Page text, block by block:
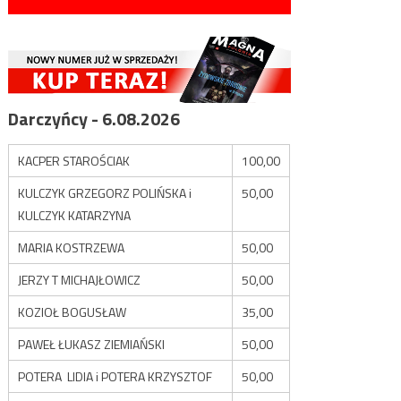
Darczyńcy - 6.08.2026
KACPER STAROŚCIAK
100,00
KULCZYK GRZEGORZ POLIŃSKA i
KULCZYK KATARZYNA
50,00
MARIA KOSTRZEWA
50,00
JERZY T MICHAJŁOWICZ
50,00
KOZIOŁ BOGUSŁAW
35,00
PAWEŁ ŁUKASZ ZIEMIAŃSKI
50,00
POTERA LIDIA i POTERA KRZYSZTOF
50,00